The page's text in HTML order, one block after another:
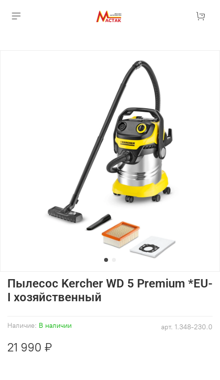
арт. 1.348-230.0
Наличие: В наличии
Пылесос Kercher WD 5 Premium *EU-
I хозяйственный
21 990 ₽